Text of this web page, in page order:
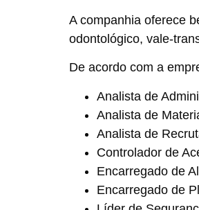
A companhia oferece
odontológico, vale-
De acordo com a
Analista de
Analista de
Analista de
Controlador de
Encarregado de
Encarregado de